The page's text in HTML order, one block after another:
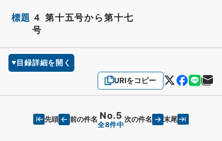
標題 ４ 第十五号から第十七
号
目録詳細を開く
URIをコピー
先頭 前の件名 No.5
全8件中
次の件名 末尾